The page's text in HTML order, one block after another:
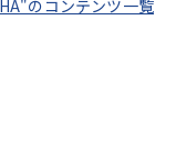
のコンテンツ一覧